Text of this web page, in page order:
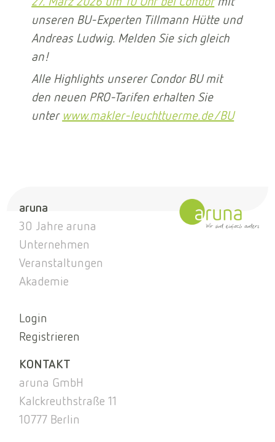
unseren BU-Experten Tillmann Hütte und
Andreas Ludwig. Melden Sie sich gleich
an!
Alle Highlights unserer Condor BU mit
den neuen PRO-Tarifen erhalten Sie
unter www.makler-leuchttuerme.de/BU
aruna
30 Jahre aruna
Unternehmen
Veranstaltungen
Akademie
Login
Registrieren
KONTAKT
aruna GmbH
Kalckreuthstraße 11
10777 Berlin